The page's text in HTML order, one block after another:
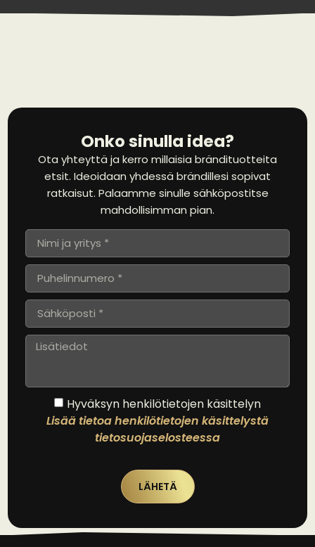
Onko sinulla idea?
Ota yhteyttä ja kerro millaisia brändituotteita
etsit. Ideoidaan yhdessä brändillesi sopivat
ratkaisut. Palaamme sinulle sähköpostitse
mahdollisimman pian.
Hyväksyn henkilötietojen käsittelyn
Lisää tietoa henkilötietojen käsittelystä
tietosuojaselosteessa
LÄHETÄ